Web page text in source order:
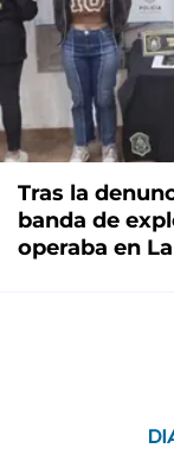
Tras la
banda de
operaba en